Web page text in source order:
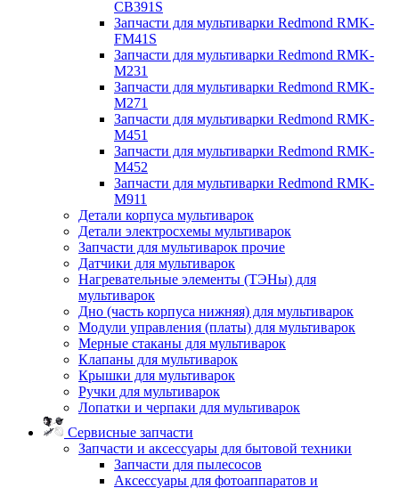
CB391S
Запчасти для мультиварки Redmond RMK-
FM41S
Запчасти для мультиварки Redmond RMK-
M231
Запчасти для мультиварки Redmond RMK-
M271
Запчасти для мультиварки Redmond RMK-
M451
Запчасти для мультиварки Redmond RMK-
M452
Запчасти для мультиварки Redmond RMK-
M911
Детали корпуса мультиварок
Детали электросхемы мультиварок
Запчасти для мультиварок прочие
Датчики для мультиварок
Нагревательные элементы (ТЭНы) для
мультиварок
Дно (часть корпуса нижняя) для мультиварок
Модули управления (платы) для мультиварок
Мерные стаканы для мультиварок
Клапаны для мультиварок
Крышки для мультиварок
Ручки для мультиварок
Лопатки и черпаки для мультиварок
Сервисные запчасти
Запчасти и аксессуары для бытовой техники
Запчасти для пылесосов
Аксессуары для фотоаппаратов и